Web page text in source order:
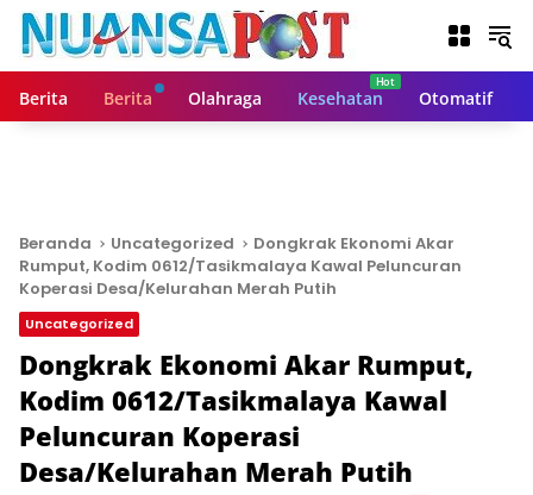
Berita Berita Olahraga Kesehatan Otomatif
Beranda Uncategorized
Dongkrak Ekonomi Akar
Rumput, Kodim 0612/Tasikmalaya Kawal Peluncuran
Koperasi Desa/Kelurahan Merah Putih
Uncategorized
Dongkrak Ekonomi Akar Rumput,
Kodim 0612/Tasikmalaya Kawal
Peluncuran Koperasi
Desa/Kelurahan Merah Putih